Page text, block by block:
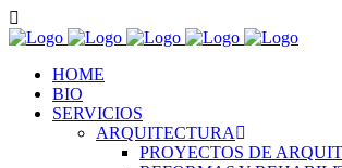
HOME
BIO
SERVICIOS
ARQUITECTURA
PROYECTOS DE